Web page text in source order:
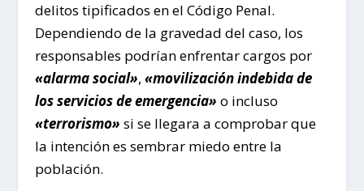
delitos tipificados en el Código Penal.
Dependiendo de la gravedad del caso, los
responsables podrían enfrentar cargos por
«alarma social», «movilización indebida de
los servicios de emergencia» o incluso
«terrorismo» si se llegara a comprobar que
la intención es sembrar miedo entre la
población.